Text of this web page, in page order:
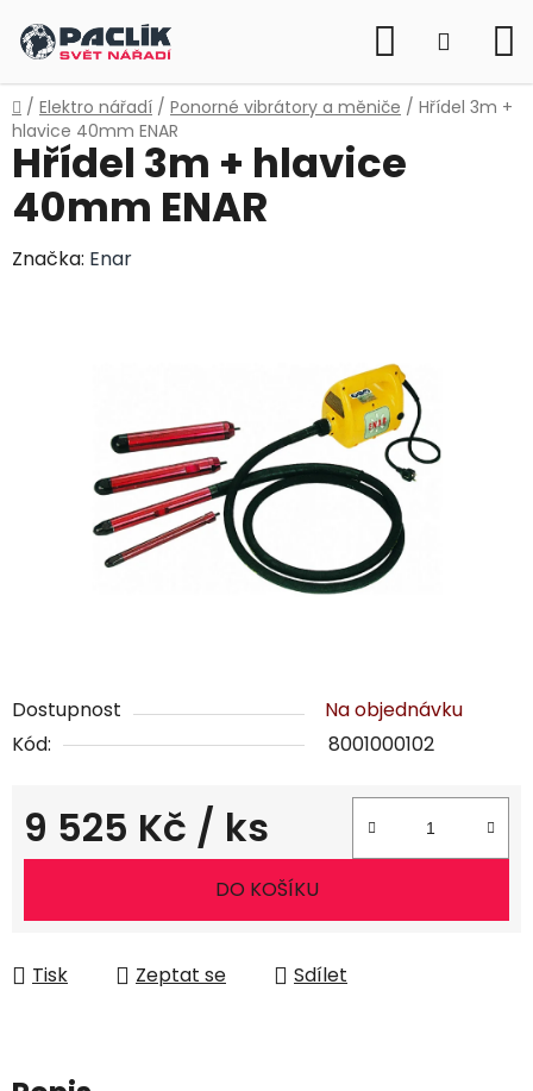
na
obsah
Hledat
KOŠÍK
Domů
/ Elektro nářadí / Ponorné vibrátory a měniče / Hřídel 3m +
hlavice 40mm ENAR
Dostupnost
Na objednávku
Kód:
8001000102
9 525 Kč / ks
Měrná cena:
DO KOŠÍKU
Tisk Zeptat se Sdílet
Hřídel 3m + hlavice
40mm ENAR
Značka: Enar